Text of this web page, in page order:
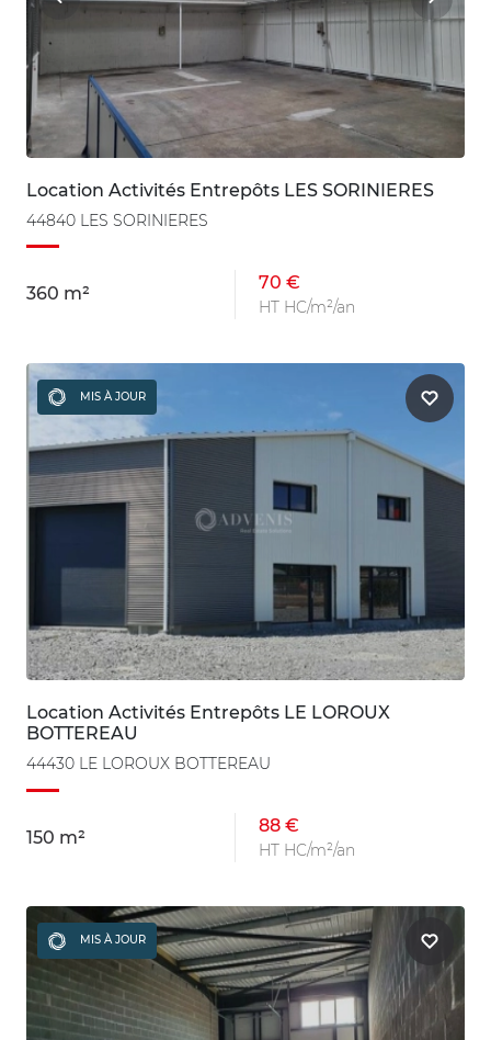
Location Activités Entrepôts LES SORINIERES
44840 LES SORINIERES
360 m²
70 €
HT HC/m²/an
MIS À JOUR
Location Activités Entrepôts LE LOROUX
BOTTEREAU
44430 LE LOROUX BOTTEREAU
150 m²
88 €
HT HC/m²/an
MIS À JOUR